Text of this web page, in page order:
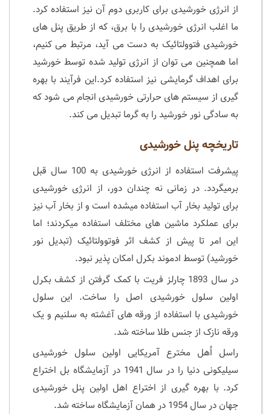
از انرژی خورشیدی برای کاربری دوم آن نیز استفاده کرد.
ما اغلب انرژی خورشیدی را با برق، که از طریق پنل های
خورشیدی فتوولتائیک به دست می آید، مرتبط می کنیم،
اما همچنین می توان از انرژی تولید شده توسط خورشید
برای اهداف گرمایشی نیز استفاده کرد.این فرآیند با بهره
گیری از سیستم های حرارتی خورشیدی انجام می شود که
به سادگی نور خورشید را به گرما تبدیل می کند.
تاریخچه پنل خورشیدی
پیشرفت استفاده از انرژی خورشیدی به 100 سال قبل
برمیگردد. در زمانی نه چندان دور، از انرژی خورشیدی
برای تولید بخار آب استفاده میشده است و از بخار آب نیز
برای عملکرد ماشین های مختلف استفاده میکردند؛ اما
این امر تا پیش از کشف اثر فوتوولتائیک (تبدیل نور
خورشید) توسط ادموند بکرل امکان پذیر نبود.
در سال 1893 چارلز فریت با کمک گرفتن از کشف بکرل
اولین سلول خورشیدی اصل را ساخت. این سلول
خورشیدی با استفاده از ورقه های آغشته به سلنیم و یک
ورقه نازک از جنس طلا ساخته شد.
راسل اُهل مخترع آمریکایی اولین سلول خورشیدی
سیلیکونی دنیا را در سال 1941 در آزمایشگاه بل اختراع
کرد. با بهره گیری از اختراع اهل اولین پنل خورشیدی
جهان در سال 1954 در همان آزمایشگاه ساخته شد.